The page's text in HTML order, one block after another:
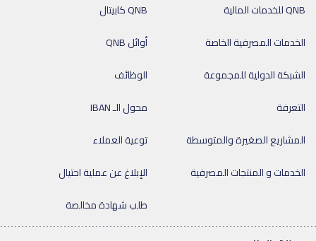
QNB كابيتال
QNB للخدمات المالية
أوائل QNB
الخدمات المصرفية الخاصة
الوظائف
الشبكة الدولية للمجموعة
محول الـ IBAN
التعرفة
توعية العملاء
المشاريع الصغيرة والمتوسطة
الإبلاغ عن عملية احتيال
الخدمات و المنتجات المصرفية
طلب شهادة مخالصة